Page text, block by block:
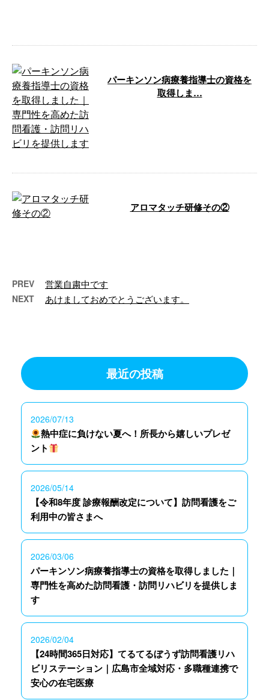
パーキンソン病療養指導士の資格を
取得しま…
アロマタッチ研修その②
PREV 営業自粛中です
NEXT あけましておめでとうございます。
最近の投稿
2026/07/13
熱中症に負けない夏へ！所長から嬉しいプレゼ
ント
2026/05/14
【令和8年度 診療報酬改定について】訪問看護をご
利用中の皆さまへ
2026/03/06
パーキンソン病療養指導士の資格を取得しました｜
専門性を高めた訪問看護・訪問リハビリを提供しま
す
2026/02/04
【24時間365日対応】てるてるぼうず訪問看護リハ
ビリステーション｜広島市全域対応・多職種連携で
安心の在宅医療